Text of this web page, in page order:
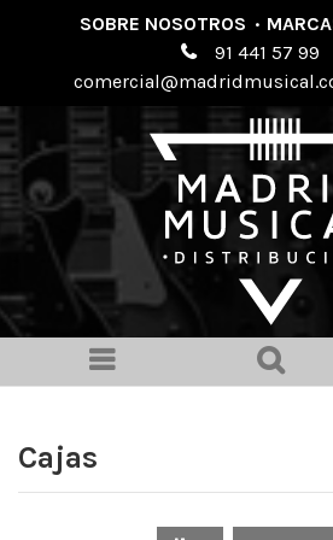
SOBRE NOSOTROS ·
91 441 57 99
Cajas